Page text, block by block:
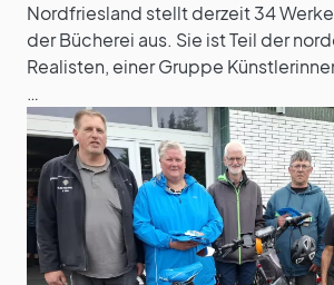
Nordfriesland stellt derzeit 34
der Bücherei aus. Sie ist Teil der
Realisten, einer Gruppe
…